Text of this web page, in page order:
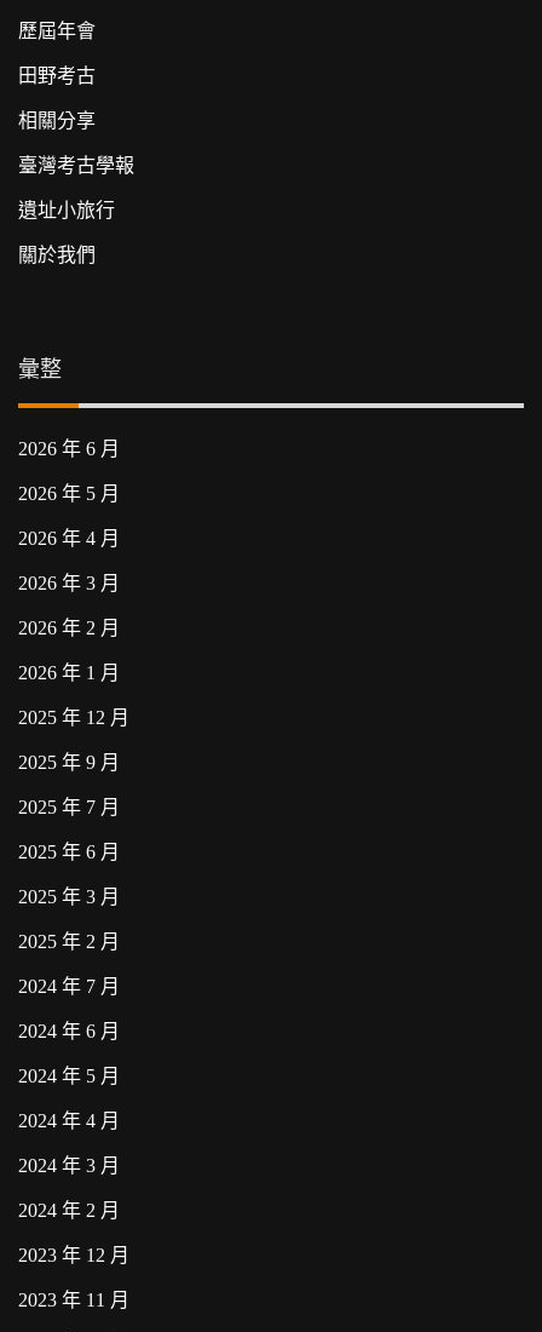
歷屆年會
田野考古
相關分享
臺灣考古學報
遺址小旅行
關於我們
彙整
2026 年 6 月
2026 年 5 月
2026 年 4 月
2026 年 3 月
2026 年 2 月
2026 年 1 月
2025 年 12 月
2025 年 9 月
2025 年 7 月
2025 年 6 月
2025 年 3 月
2025 年 2 月
2024 年 7 月
2024 年 6 月
2024 年 5 月
2024 年 4 月
2024 年 3 月
2024 年 2 月
2023 年 12 月
2023 年 11 月